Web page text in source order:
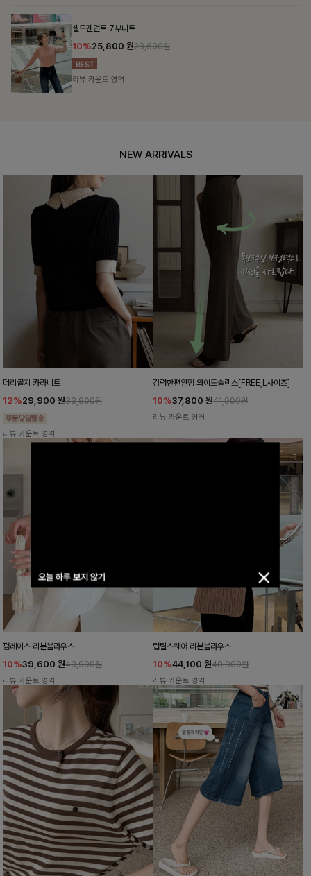
오늘 하루 보지 않기
펜던트 7부니트
25,800 원28,600원
카운트 영역
NEW ARRIVALS
더리골지 카라니트
12%29,900 원33,900원
리뷰 카운트 영역
강력한편안함 와이드슬랙스[FREE,L사이즈]
10%37,800 원41,900원
리뷰 카운트 영역
펌레이스 리본블라우스
10%39,600 원43,900원
리뷰 카운트 영역
럽틸스퀘어 리본블라우스
10%44,100 원48,900원
리뷰 카운트 영역